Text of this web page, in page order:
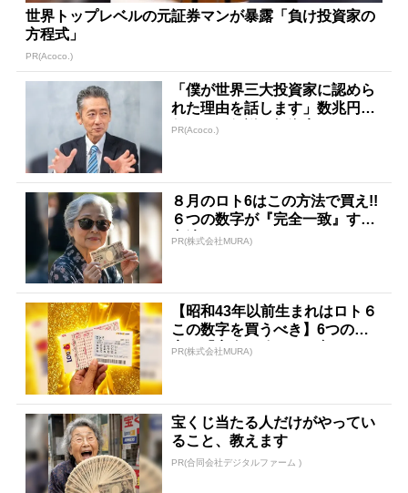
世界トップレベルの元証券マンが暴露「負け投資家の
方程式」
PR(Acoco.)
「僕が世界三大投資家に認めら
れた理由を話します」数兆円を
任された伝説の投資家
PR(Acoco.)
８月のロト6はこの方法で買え!!
６つの数字が『完全一致』する
方法
PR(株式会社MURA)
【昭和43年以前生まれはロト６
この数字を買うべき】6つの数
字が「完全一致」する方...
PR(株式会社MURA)
宝くじ当たる人だけがやってい
ること、教えます
PR(合同会社デジタルファーム )